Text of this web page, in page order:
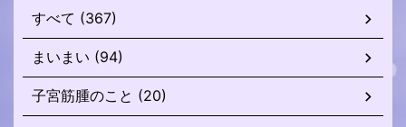
すべて (367)
まいまい (94)
子宮筋腫のこと (20)